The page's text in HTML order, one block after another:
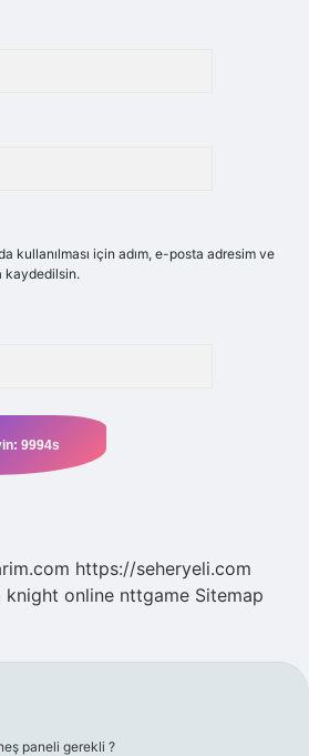
kullanılması için adım, e-posta adresim ve
kaydedilsin.
https://seheryeli.com
knight online nttgame Sitemap
paneli gerekli ?